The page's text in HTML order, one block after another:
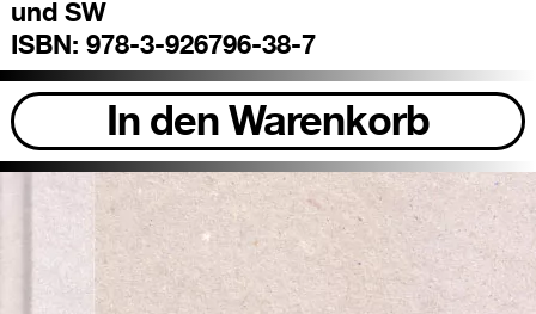
und SW
ISBN: 978-3-926796-38-7
In den Warenkorb